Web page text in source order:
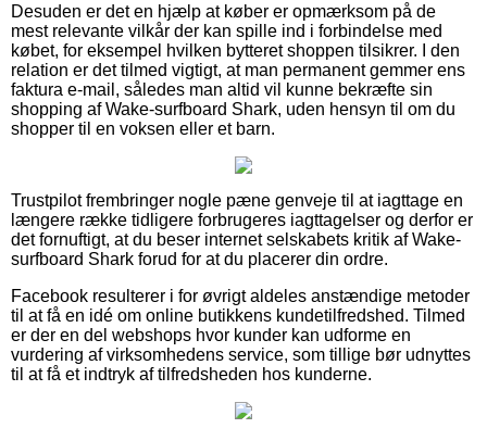
Desuden er det en hjælp at køber er opmærksom på de
mest relevante vilkår der kan spille ind i forbindelse med
købet, for eksempel hvilken bytteret shoppen tilsikrer. I den
relation er det tilmed vigtigt, at man permanent gemmer ens
faktura e-mail, således man altid vil kunne bekræfte sin
shopping af Wake-surfboard Shark, uden hensyn til om du
shopper til en voksen eller et barn.
Trustpilot frembringer nogle pæne genveje til at iagttage en
længere række tidligere forbrugeres iagttagelser og derfor er
det fornuftigt, at du beser internet selskabets kritik af Wake-
surfboard Shark forud for at du placerer din ordre.
Facebook resulterer i for øvrigt aldeles anstændige metoder
til at få en idé om online butikkens kundetilfredshed. Tilmed
er der en del webshops hvor kunder kan udforme en
vurdering af virksomhedens service, som tillige bør udnyttes
til at få et indtryk af tilfredsheden hos kunderne.